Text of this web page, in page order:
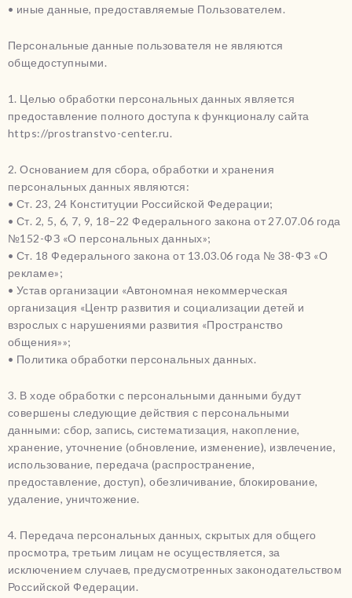
• иные данные, предоставляемые Пользователем.
Персональные данные пользователя не являются
общедоступными.
1. Целью обработки персональных данных является
предоставление полного доступа к функционалу сайта
https://prostranstvo-center.ru.
2. Основанием для сбора, обработки и хранения
персональных данных являются:
• Ст. 23, 24 Конституции Российской Федерации;
• Ст. 2, 5, 6, 7, 9, 18–22 Федерального закона от 27.07.06 года
№152-ФЗ «О персональных данных»;
• Ст. 18 Федерального закона от 13.03.06 года № 38-ФЗ «О
рекламе»;
• Устав организации «Автономная некоммерческая
организация «Центр развития и социализации детей и
взрослых с нарушениями развития «Пространство
общения»»;
• Политика обработки персональных данных.
3. В ходе обработки с персональными данными будут
совершены следующие действия с персональными
данными: сбор, запись, систематизация, накопление,
хранение, уточнение (обновление, изменение), извлечение,
использование, передача (распространение,
предоставление, доступ), обезличивание, блокирование,
удаление, уничтожение.
4. Передача персональных данных, скрытых для общего
просмотра, третьим лицам не осуществляется, за
исключением случаев, предусмотренных законодательством
Российской Федерации.